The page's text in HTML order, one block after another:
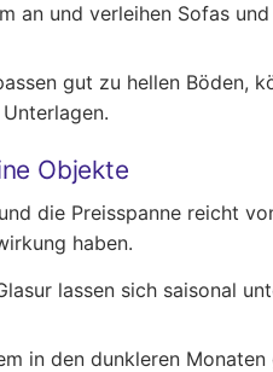
an und verleihen Sofas
gut zu hellen Böden,
Objekte
die Preisspanne reicht
haben.
lassen sich saisonal
in den dunkleren